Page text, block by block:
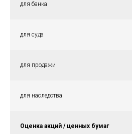
для банка
для суда
для продажи
для наследства
Оценка акций / ценных бумаг